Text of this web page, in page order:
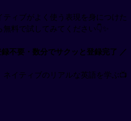
ティブがよく使う表現を身につけた
料で試してみてください👇✨
不要・数分でサクッと登録完了 ／
ネイティブのリアルな英語を学ぶ📺